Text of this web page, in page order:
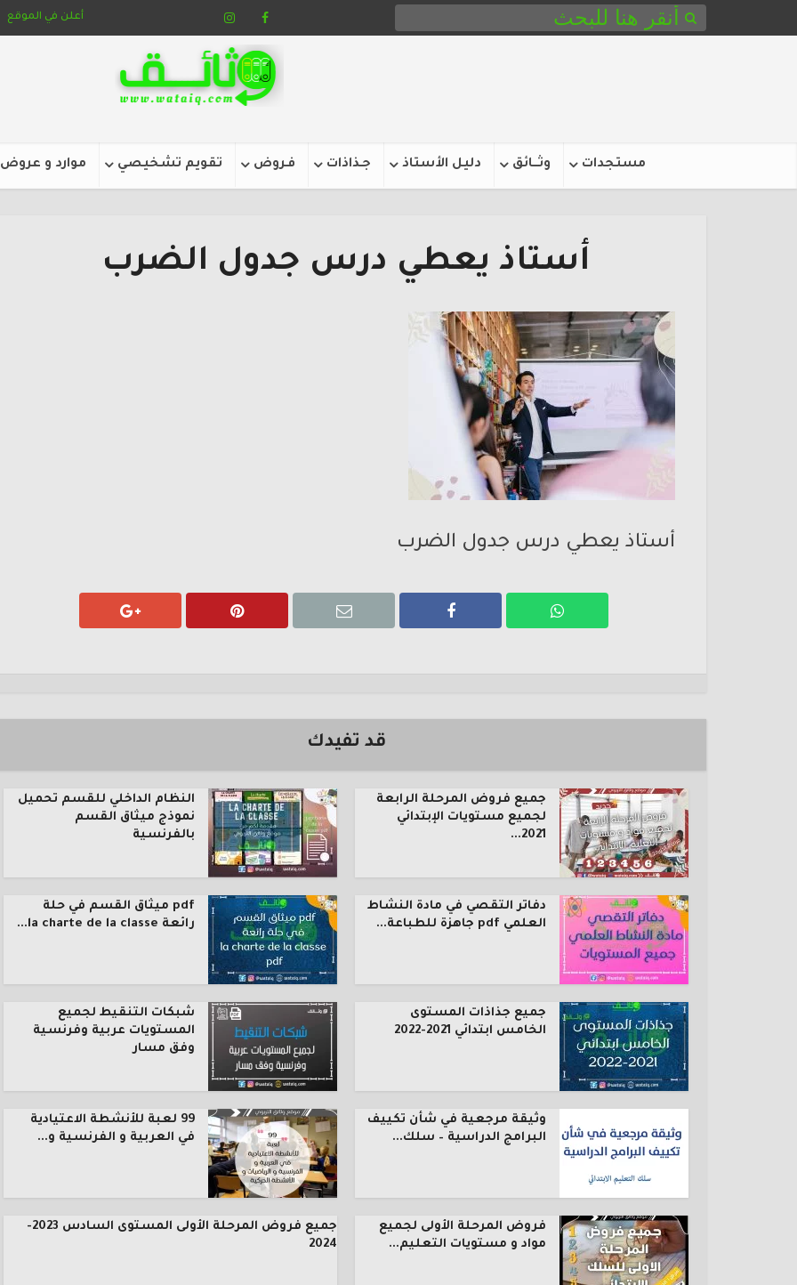
أعلن في الموقع
مستجدات وثـــائق دليل الأستاذ جـذاذات فـروض تقويم تشخيصي موارد و عروض
أستاذ يعطي درس جدول الضرب
أستاذ يعطي درس جدول الضرب
قد تفيدك
جميع فروض المرحلة الرابعة
لجميع مستويات الإبتدائي
2021...
النظام الداخلي للقسم تحميل
نموذج ميثاق القسم
بالفرنسية
دفاتر التقصي في مادة النشاط
العلمي pdf جاهزة للطباعة...
pdf ميثاق القسم في حلة
رائعة la charte de la classe...
جميع جذاذات المستوى
الخامس ابتدائي 2021-2022
شبكات التنقيط لجميع
المستويات عربية وفرنسية
وفق مسار
وثيقة مرجعية في شأن تكييف
البرامج الدراسية – سلك...
99 لعبة للأنشطة الاعتيادية
في العربية و الفرنسية و...
فروض المرحلة الأولى لجميع
مواد و مستويات التعليم...
جميع فروض المرحلة الأولى المستوى السادس 2023-
2024